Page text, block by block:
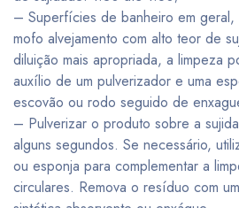
– Superfícies de banheiro em
mofo alvejamento com alto teor de
diluição mais apropriada, a limpeza
auxílio de um pulverizador e uma
escovão ou rodo seguido de
– Pulverizar o produto sobre a
alguns segundos. Se necessário,
ou esponja para complementar a
circulares. Remova o resíduo com